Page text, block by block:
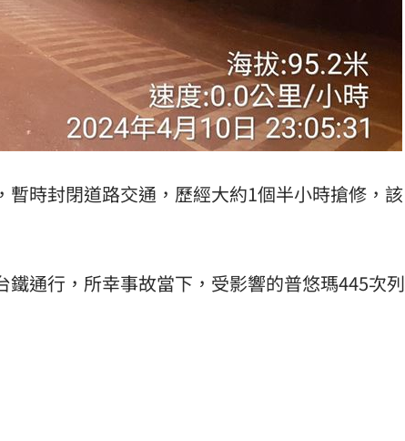
暫時封閉道路交通，歷經大約1個半小時搶修，該
通行，所幸事故當下，受影響的普悠瑪445次列